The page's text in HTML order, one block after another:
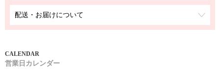
配送・お届けについて
営業日カレンダー